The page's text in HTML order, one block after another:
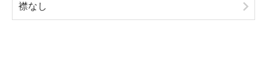
襟なし